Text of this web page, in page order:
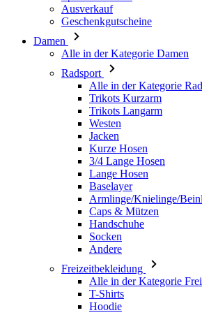
Radsport
Alle in der Kategorie
Trikots Langarm
Westen
Jacken
Kurze Hosen
3/4 Lange Hosen
Lange Hosen
Baselayer
Armlinge/Knielinge/
Caps & Mützen
Handschuhe
Socken
Andere
Freizeitbekleidung
Alle in der Kategorie
T-Shirts
Hoodie
Caps & Mützen
Triathlon
Alle in der Kategorie
Top